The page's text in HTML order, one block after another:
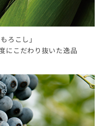
ろこし」
にこだわり抜いた逸品